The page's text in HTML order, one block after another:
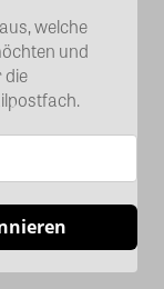
welche
und
die